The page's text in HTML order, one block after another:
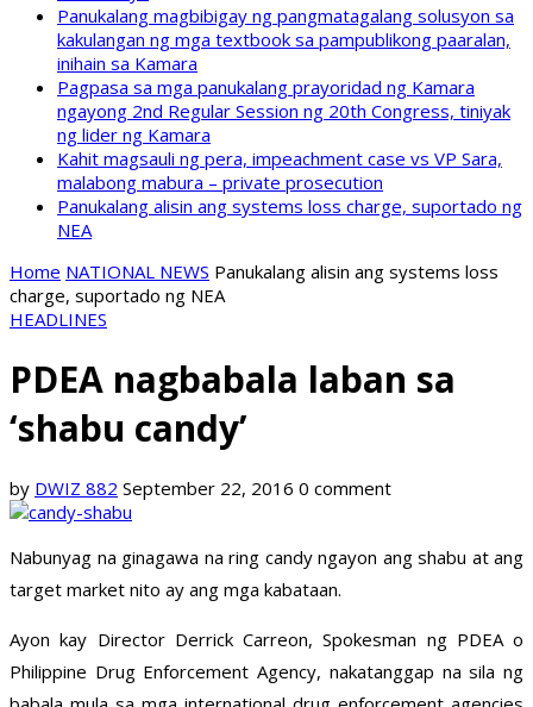
Panukalang magbibigay ng pangmatagalang solusyon sa
kakulangan ng mga textbook sa pampublikong paaralan,
inihain sa Kamara
Pagpasa sa mga panukalang prayoridad ng Kamara
ngayong 2nd Regular Session ng 20th Congress, tiniyak
ng lider ng Kamara
Kahit magsauli ng pera, impeachment case vs VP Sara,
malabong mabura – private prosecution
Panukalang alisin ang systems loss charge, suportado ng
NEA
Home NATIONAL NEWS Panukalang alisin ang systems loss
charge, suportado ng NEA
HEADLINES
PDEA nagbabala laban sa
‘shabu candy’
by DWIZ 882 September 22, 2016 0 comment
Nabunyag na ginagawa na ring candy ngayon ang shabu at ang
target market nito ay ang mga kabataan.
Ayon kay Director Derrick Carreon, Spokesman ng PDEA o
Philippine Drug Enforcement Agency, nakatanggap na sila ng